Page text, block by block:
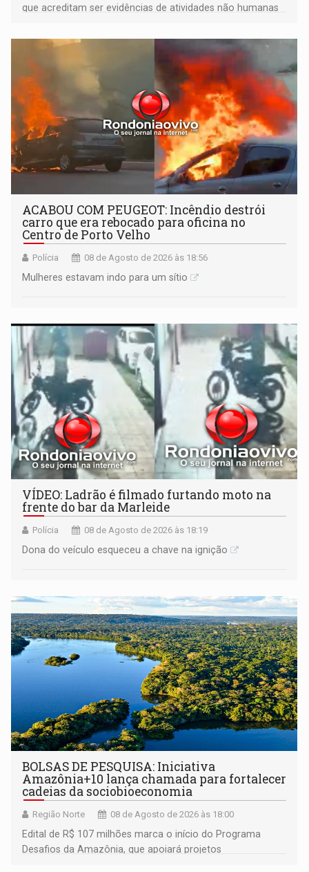
que acreditam ser evidências de atividades não humanas
órbita
ACABOU COM PEUGEOT: Incêndio destrói
carro que era rebocado para oficina no
Centro de Porto Velho
Polícia 08 de Agosto de 2026 às 18:56
Mulheres estavam indo para um sítio
VÍDEO: Ladrão é filmado furtando moto na
frente do bar da Marleide
Polícia 08 de Agosto de 2026 às 18:19
Dona do veículo esqueceu a chave na ignição
BOLSAS DE PESQUISA: Iniciativa
Amazônia+10 lança chamada para fortalecer
cadeias da sociobioeconomia
Região Norte 08 de Agosto de 2026 às 18:00
Edital de R$ 107 milhões marca o início do Programa
Desafios da Amazônia, que apoiará projetos